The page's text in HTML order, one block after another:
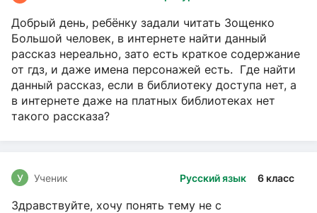
Добрый день, ребёнку задали читать Зощенко
Большой человек, в интернете найти данный
рассказ нереально, зато есть краткое содержание
от гдз, и даже имена персонажей есть. Где найти
данный рассказ, если в библиотеку доступа нет, а
в интернете даже на платных библиотеках нет
такого рассказа?
Русский язык 6 класс
У Ученик
Здравствуйте, хочу понять тему не с